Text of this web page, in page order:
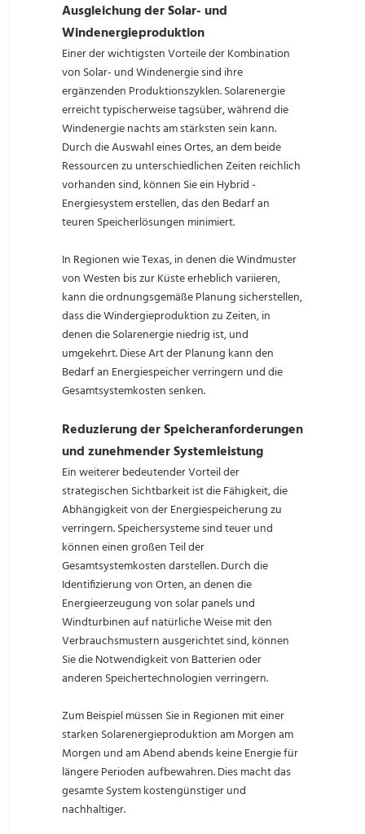
Ausgleichung der Solar- und
Windenergieproduktion
Einer der wichtigsten Vorteile der Kombination
von Solar- und Windenergie sind ihre
ergänzenden Produktionszyklen. Solarenergie
erreicht typischerweise tagsüber, während die
Windenergie nachts am stärksten sein kann.
Durch die Auswahl eines Ortes, an dem beide
Ressourcen zu unterschiedlichen Zeiten reichlich
vorhanden sind, können Sie ein Hybrid -
Energiesystem erstellen, das den Bedarf an
teuren Speicherlösungen minimiert.
In Regionen wie Texas, in denen die Windmuster
von Westen bis zur Küste erheblich variieren,
kann die ordnungsgemäße Planung sicherstellen,
dass die Windergieproduktion zu Zeiten, in
denen die Solarenergie niedrig ist, und
umgekehrt. Diese Art der Planung kann den
Bedarf an Energiespeicher verringern und die
Gesamtsystemkosten senken.
Reduzierung der Speicheranforderungen
und zunehmender Systemleistung
Ein weiterer bedeutender Vorteil der
strategischen Sichtbarkeit ist die Fähigkeit, die
Abhängigkeit von der Energiespeicherung zu
verringern. Speichersysteme sind teuer und
können einen großen Teil der
Gesamtsystemkosten darstellen. Durch die
Identifizierung von Orten, an denen die
Energieerzeugung von solar panels und
Windturbinen auf natürliche Weise mit den
Verbrauchsmustern ausgerichtet sind, können
Sie die Notwendigkeit von Batterien oder
anderen Speichertechnologien verringern.
Zum Beispiel müssen Sie in Regionen mit einer
starken Solarenergieproduktion am Morgen am
Morgen und am Abend abends keine Energie für
längere Perioden aufbewahren. Dies macht das
gesamte System kostengünstiger und
nachhaltiger.